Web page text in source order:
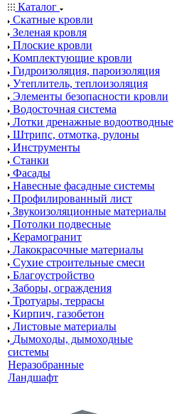
Каталог
Скатные кровли
Зеленая кровля
Плоские кровли
Комплектующие кровли
Гидроизоляция, пароизоляция
Утеплитель, теплоизоляция
Элементы безопасности кровли
Водосточная система
Лотки дренажные водоотводные
Штрипс, отмотка, рулоны
Инструменты
Станки
Фасады
Навесные фасадные системы
Профилированный лист
Звукоизоляционные материалы
Потолки подвесные
Керамогранит
Лакокрасочные материалы
Сухие строительные смеси
Благоустройство
Заборы, ограждения
Тротуары, террасы
Кирпич, газобетон
Листовые материалы
Дымоходы, дымоходные
системы
Неразобранные
Ландшафт